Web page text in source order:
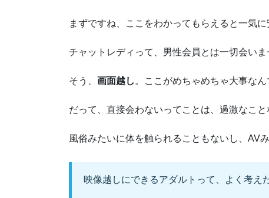
まずですね、ここをわかってもらえると一気に
チャットレディって、男性会員とは一切会い
そう、 画面越し 。ここがめちゃめちゃ大事なん
だって、直接会わないってことは、過激なこ
風俗みたいに体を触られることもないし、AV
映像越しにできるアダルトって、よく考え